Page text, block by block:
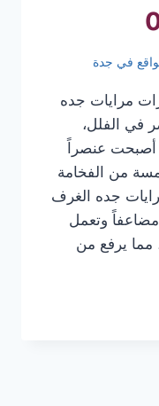
في جدة
مرايات جده
في الفلل،
أصبحت عنصراً
من الفخامة
جده الغرف
مضاعفاً وتعمل
مما يرفع من